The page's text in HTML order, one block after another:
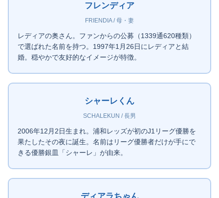
フレンディア
FRIENDIA / 母・妻
レディアの奥さん。ファンからの公募（1339通620種類）
で選ばれた名前を持つ。1997年1月26日にレディアと結
婚。穏やかで友好的なイメージが特徴。
シャーレくん
SCHALEKUN / 長男
2006年12月2日生まれ。浦和レッズが初のJ1リーグ優勝を
果たしたその夜に誕生。名前はリーグ優勝者だけが手にで
きる優勝銀皿「シャーレ」が由来。